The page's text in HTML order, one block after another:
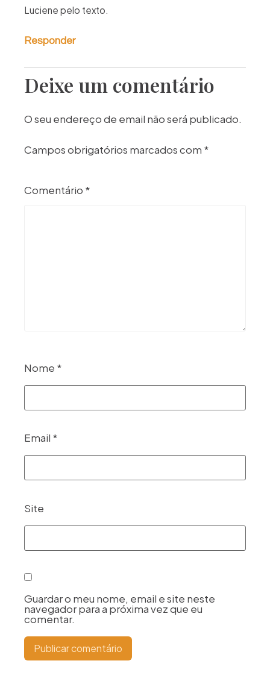
Luciene pelo texto.
Responder
Deixe um comentário
O seu endereço de email não será publicado.
Campos obrigatórios marcados com *
Comentário *
Nome *
Email *
Site
Guardar o meu nome, email e site neste
navegador para a próxima vez que eu
comentar.